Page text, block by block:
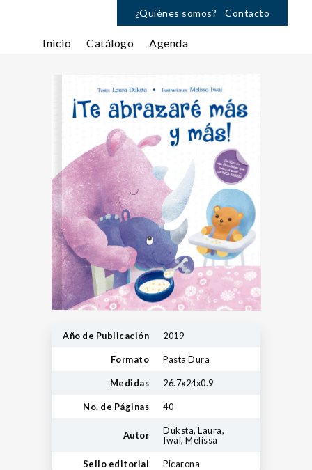
¿Quiénes somos? Contacto
Inicio Catálogo Agenda
Año de Publicación 2019
Formato Pasta Dura
Medidas 26.7x24x0.9
No. de Páginas 40
Autor
Duksta, Laura,
Iwai, Melissa
Sello editorial Picarona